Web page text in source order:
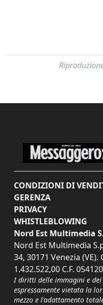
CONDIZIONI DI
GERENZA
PRIVACY
WHISTLEBLOWING
Nord Est Multimedia
Nord Est Multimedia
34, 30171 Venezia (VE).
1.432.522,00 C.F.
I diritti delle immagini e dei
espressamente vietata la
mezzo e l'adattamento